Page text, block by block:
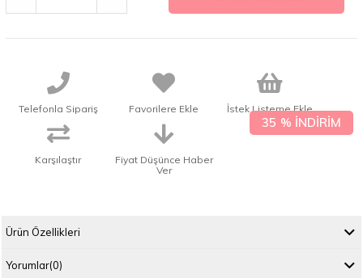
%
35 İNDIRIM
Telefonla Sipariş Favorilere Ekle İstek Listeme Ekle
Karşılaştır
Fiyat Düşünce Haber
Ver
Ürün Özellikleri
Yorumlar(0)